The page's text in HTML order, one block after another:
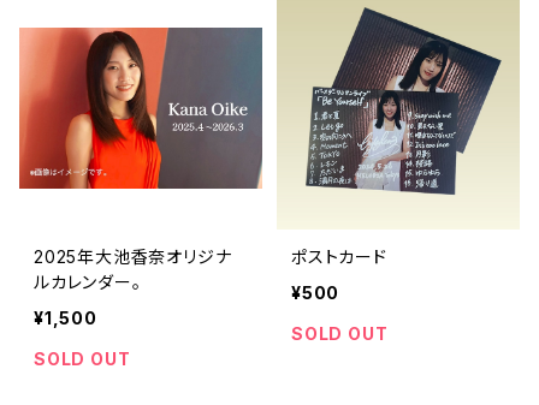
2025年大池香奈オリジナ
ルカレンダー。
¥1,500
SOLD OUT
ポストカード
¥500
SOLD OUT